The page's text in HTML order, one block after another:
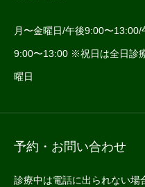
月〜金曜日/午後9:00〜
9:00〜13:00 ※祝日は全日診
曜日
予約・お問い合わせ
診療中は電話に出られない場